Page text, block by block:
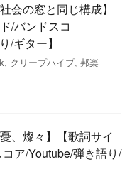
会の窓と同じ構成】
/バンドスコ
/ギター】
, クリープハイプ, 邦楽
、燦々】【歌詞サイ
コア/Youtube/弾き語り/